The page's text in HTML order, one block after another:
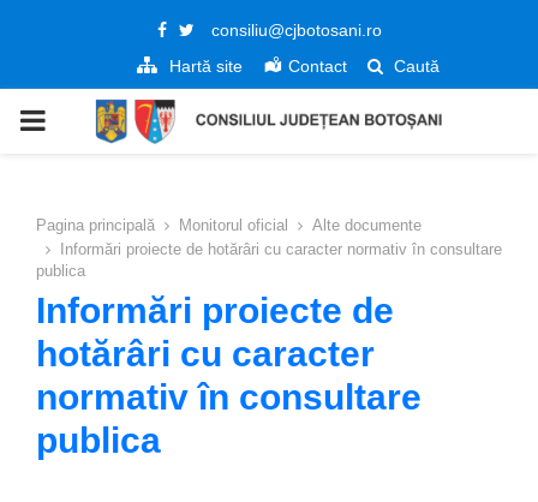
Facebook
Twitter
consiliu@cjbotosani.ro
Hartă site
Contact Caută
PRIMARY
Pagina principală Monitorul oficial
Alte documente
Informări proiecte de hotărâri cu caracter normativ în consultare
publica
Informări proiecte de
hotărâri cu caracter
normativ în consultare
publica